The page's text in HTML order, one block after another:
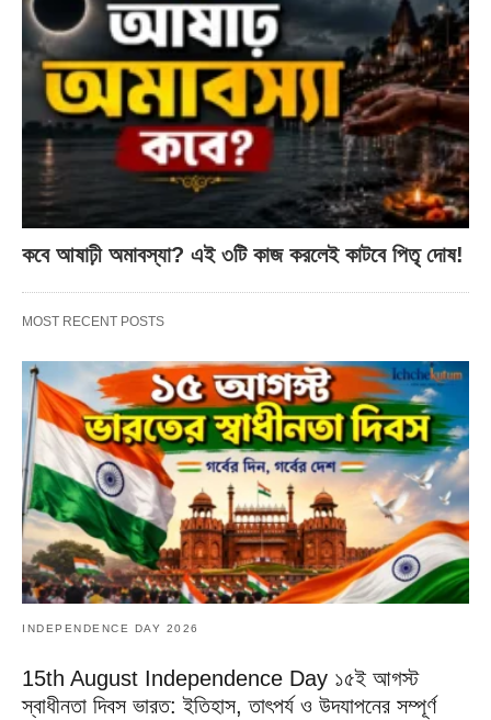
কবে আষাঢ়ী অমাবস্যা? এই ৩টি কাজ করলেই কাটবে পিতৃ দোষ!
MOST RECENT POSTS
INDEPENDENCE DAY 2026
15th August Independence Day ১৫ই আগস্ট
স্বাধীনতা দিবস ভারত: ইতিহাস, তাৎপর্য ও উদযাপনের সম্পূর্ণ